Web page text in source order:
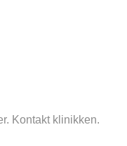
Kontakt klinikken.